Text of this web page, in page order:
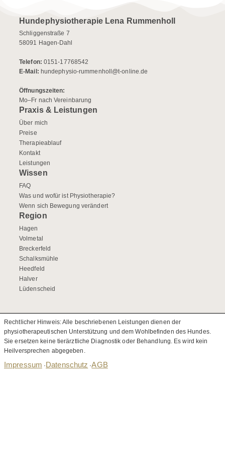
Hundephysiotherapie Lena Rummenholl
Schliggenstraße 7
58091 Hagen-Dahl
Telefon: 0151-17768542
E-Mail: hundephysio-rummenholl@t-online.de
Öffnungszeiten:
Mo–Fr nach Vereinbarung
Praxis & Leistungen
Über mich
Preise
Therapieablauf
Kontakt
Leistungen
Wissen
FAQ
Was und wofür ist Physiotherapie?
Wenn sich Bewegung verändert
Region
Hagen
Volmetal
Breckerfeld
Schalksmühle
Heedfeld
Halver
Lüdenscheid
Rechtlicher Hinweis: Alle beschriebenen Leistungen dienen der
physiotherapeutischen Unterstützung und dem Wohlbefinden des Hundes.
Sie ersetzen keine tierärztliche Diagnostik oder Behandlung. Es wird kein
Heilversprechen abgegeben.
Impressum ·Datenschutz ·AGB